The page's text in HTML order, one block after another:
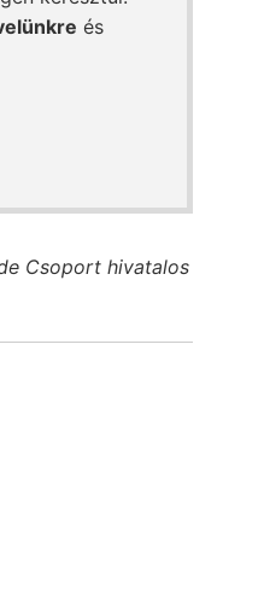
és
Csoport hivatalos